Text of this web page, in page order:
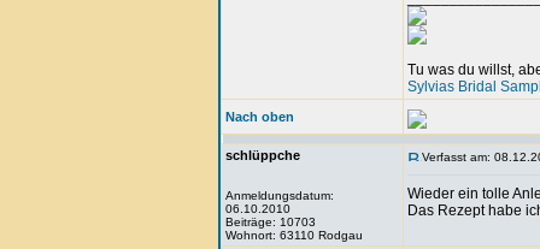
Tu was du willst,
Sylvias Bridal
Nach oben
schlüppche
Anmeldungsdatum:
06.10.2010
Beiträge: 10703
Wohnort: 63110 Rodgau
Verfasst am:
Wieder ein tolle
Das Rezept habe